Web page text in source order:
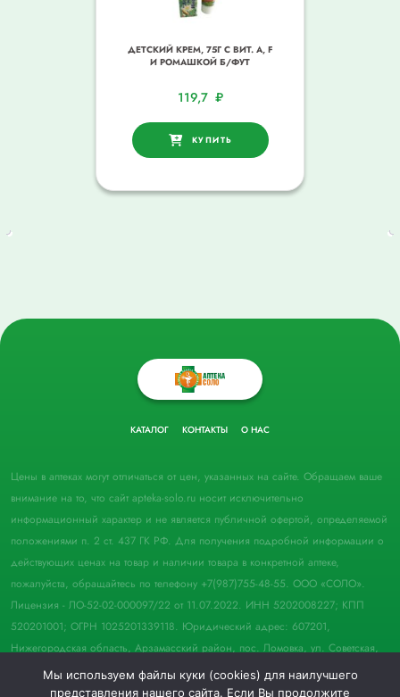
ДЕТСКИЙ КРЕМ, 75Г С ВИТ. А, F
И РОМАШКОЙ Б/ФУТ
119,7 ₽
КУПИТЬ
КАТАЛОГ КОНТАКТЫ О НАС
Цены в аптеках могут отличаться от цен, указанных на сайте. Обращаем ваше
внимание на то, что сайт apteka-solo.ru носит исключительно
информационный характер и не является публичной офертой, определяемой
положениями п. 2 ст. 437 ГК РФ. Для получения подробной информации о
действующих ценах на товар и наличии товара в конкретной аптеке,
пожалуйста, обращайтесь по телефону +7(987)755-48-55. ООО «СОЛО».
Лицензия - ЛО-52-02-000097/22 от 11.07.2022. ИНН 5202008227; КПП
520201001; ОГРН 1025201339118. Юридический адрес: 607201,
Нижегородская область, Арзамасский район, пос. Ломовка, ул. Советская,
д. 33, пом. 21.
Мы используем файлы куки (cookies) для наилучшего
представления нашего сайта. Если Вы продолжите